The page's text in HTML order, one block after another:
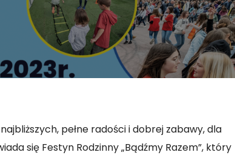
pełne radości i dobrej zabawy, dla
się Festyn Rodzinny „Bądźmy Razem”, który